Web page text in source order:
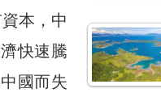
本，中
快速騰
國而失